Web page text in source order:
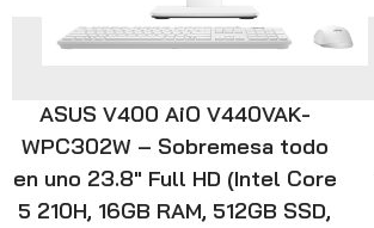
ASUS V400 AiO V440VAK-
WPC302W – Sobremesa todo
en uno 23.8″ Full HD (Intel Core
5 210H, 16GB RAM, 512GB SSD,